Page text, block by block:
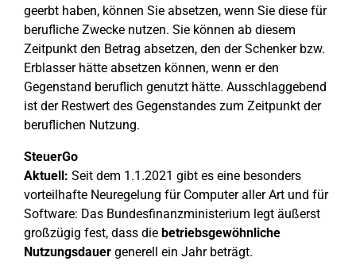
geerbt haben, können Sie absetzen, wenn Sie diese für
berufliche Zwecke nutzen. Sie können ab diesem
Zeitpunkt den Betrag absetzen, den der Schenker bzw.
Erblasser hätte absetzen können, wenn er den
Gegenstand beruflich genutzt hätte. Ausschlaggebend
ist der Restwert des Gegenstandes zum Zeitpunkt der
beruflichen Nutzung.
SteuerGo
Aktuell: Seit dem 1.1.2021 gibt es eine besonders
vorteilhafte Neuregelung für Computer aller Art und für
Software: Das Bundesfinanzministerium legt äußerst
großzügig fest, dass die betriebsgewöhnliche
Nutzungsdauer generell ein Jahr beträgt.